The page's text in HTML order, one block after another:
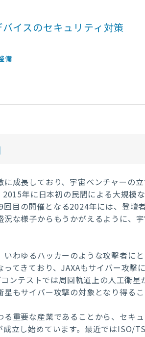
イスのセキュリティ対策
備
成長しており、宇宙ベンチャーの
年に日本初の民間による大規模
回目の開催となる2024年には、登
な様子からもうかがえるように、
わゆるハッカーのような攻撃者に
てきており、JAXAもサイバー攻撃
ンテストでは周回軌道上の人工衛
もサイバー攻撃の対象となり得るこ
重要な産業であることから、セキ
成立し始めています。最近ではISO/